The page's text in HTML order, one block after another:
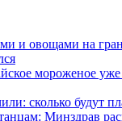
и овощами на
мороженое
сколько будут
Минздрав